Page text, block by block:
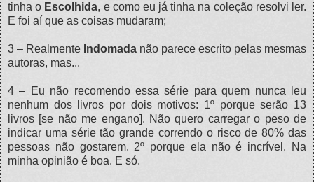
tinha o Escolhida, e como eu já tinha na coleção resolvi ler.
E foi aí que as coisas mudaram;
3 – Realmente Indomada não parece escrito pelas mesmas
autoras, mas...
4 – Eu não recomendo essa série para quem nunca leu
nenhum dos livros por dois motivos: 1º porque serão 13
livros [se não me engano]. Não quero carregar o peso de
indicar uma série tão grande correndo o risco de 80% das
pessoas não gostarem. 2º porque ela não é incrível. Na
minha opinião é boa. E só.